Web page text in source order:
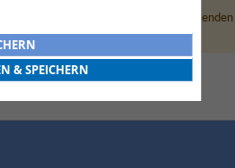
Leider können wir keine
finden.
& SPEICHERN